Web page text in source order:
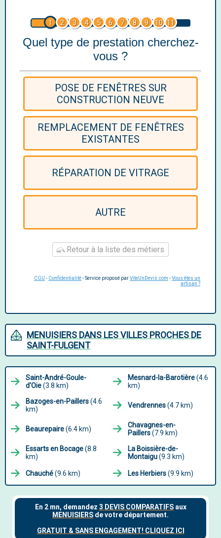
1 2 3 4 5 6 7 8 9 10 11
Quel type de prestation cherchez-
vous ?
POSE DE FENÊTRES SUR
CONSTRUCTION NEUVE
REMPLACEMENT DE FENÊTRES
EXISTANTES
RÉPARATION DE VITRAGE
AUTRE
Retour à la liste des métiers
CGU - Confidentialité- Service proposé parViteUnDevis.com -Vous êtes un
artisan ?
MENUISIERS DANS LES VILLES PROCHES DE
SAINT-FULGENT
Saint-André-Goule-
d'Oie(3.8 km)
Mesnard-la-Barotière(4.6
km)
Bazoges-en-Paillers(4.6
km)
Vendrennes(4.7 km)
Beaurepaire(6.4 km)
Chavagnes-en-
Paillers(7.9 km)
Essarts en Bocage(8.8
km)
La Boissière-de-
Montaigu(9.3 km)
Chauché(9.6 km) Les Herbiers(9.9 km)